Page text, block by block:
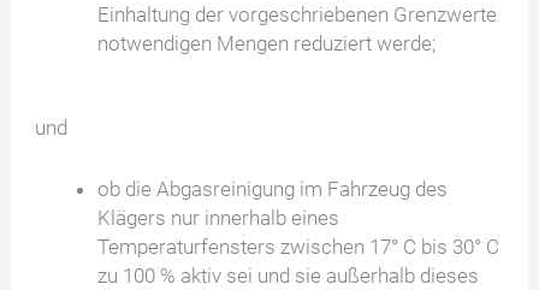
Einhaltung der vorgeschriebenen Grenzwerte
notwendigen Mengen reduziert werde;
und
ob die Abgasreinigung im Fahrzeug des
Klägers nur innerhalb eines
Temperaturfensters zwischen 17° C bis 30° C
zu 100 % aktiv sei und sie außerhalb dieses